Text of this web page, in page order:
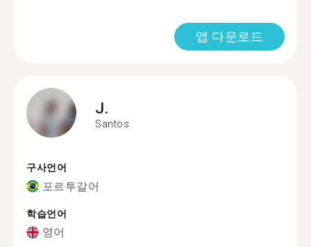
앱 다운로드
J.
Santos
구사언어
포르투갈어
학습언어
영어